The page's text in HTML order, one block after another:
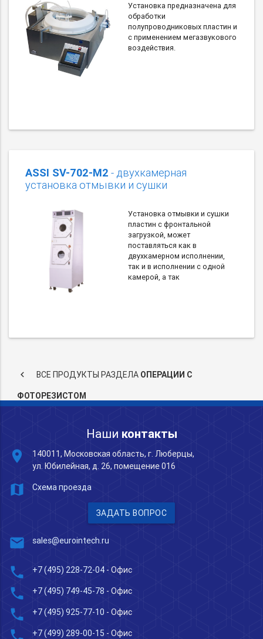
Установка предназначена для
обработки
полупроводниковых пластин и
с применением мегазвукового
воздействия.
ASSI SV-702-M2 - двухкамерная
установка отмывки и сушки
Установка отмывки и сушки
пластин с фронтальной
загрузкой, может
поставляться как в
двухкамерном исполнении,
так и в исполнении с одной
камерой, а так
keyboard_arrow_left ВСЕ ПРОДУКТЫ РАЗДЕЛА ОПЕРАЦИИ С
ФОТОРЕЗИСТОМ
Наши контакты
place
140011, Московская область, г. Люберцы,
ул. Юбилейная, д. 26, помещение 016
map Схема проезда
ЗАДАТЬ ВОПРОС
mail sales@eurointech.ru
phone +7 (495) 228-72-04 - Офис
phone +7 (495) 749-45-78 - Офис
phone +7 (495) 925-77-10 - Офис
phone +7 (499) 289-00-15 - Офис